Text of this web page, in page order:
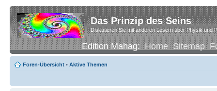
Das Prinzip des Seins
Diskutieren Sie mit anderen Lesern über Physik und
Edition Mahag:Home Sitemap
Foren-Übersicht • Aktive Themen